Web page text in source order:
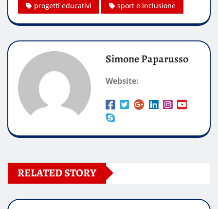
progetti educativi
sport e inclusione
Simone Paparusso
Website:
RELATED STORY